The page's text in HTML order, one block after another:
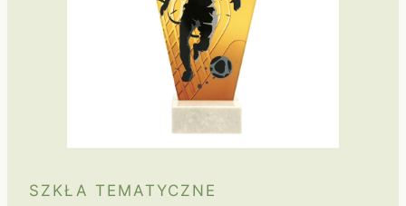
SZKŁA TEMATYCZNE